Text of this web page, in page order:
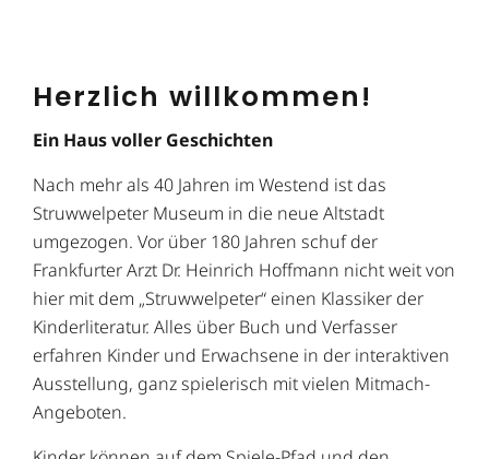
Herzlich willkommen!
Ein Haus voller Geschichten
Nach mehr als 40 Jahren im Westend ist das
Struwwelpeter Museum in die neue Altstadt
umgezogen. Vor über 180 Jahren schuf der
Frankfurter Arzt Dr. Heinrich Hoffmann nicht weit von
hier mit dem „Struwwelpeter“ einen Klassiker der
Kinderliteratur. Alles über Buch und Verfasser
erfahren Kinder und Erwachsene in der interaktiven
Ausstellung, ganz spielerisch mit vielen Mitmach-
Angeboten.